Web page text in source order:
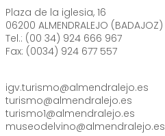
Plaza de la iglesia, 16
06200 ALMENDRALEJO (BADAJOZ)
Tel.: (00 34) 924 666 967
Fax: (0034) 924 677 557
igv.turismo@almendralejo.es
turismo@almendralejo.es
turismo1@almendralejo.es
museodelvino@almendralejo.es